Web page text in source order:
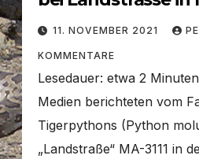
gefangen
11. NOVEMBER 2021
KOMMENTARE
Lesedauer: etwa 2
Medien berichteten vom
Tigerpythons (Python
„Landstraße“ MA-3111 in